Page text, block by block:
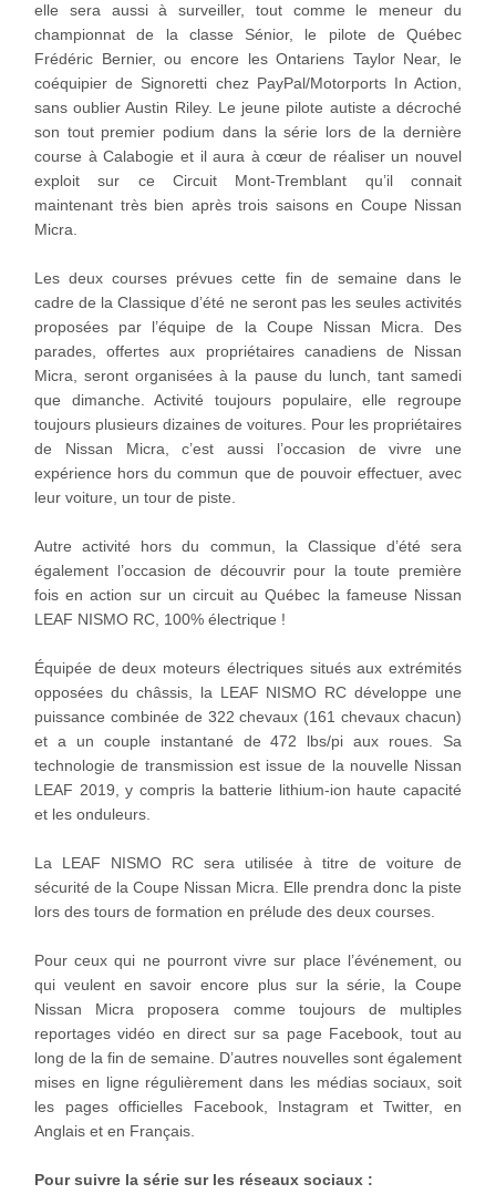
elle sera aussi à surveiller, tout comme le meneur du
championnat de la classe Sénior, le pilote de Québec
Frédéric Bernier, ou encore les Ontariens Taylor Near, le
coéquipier de Signoretti chez PayPal/Motorports In Action,
sans oublier Austin Riley. Le jeune pilote autiste a décroché
son tout premier podium dans la série lors de la dernière
course à Calabogie et il aura à cœur de réaliser un nouvel
exploit sur ce Circuit Mont-Tremblant qu’il connait
maintenant très bien après trois saisons en Coupe Nissan
Micra.
Les deux courses prévues cette fin de semaine dans le
cadre de la Classique d’été ne seront pas les seules activités
proposées par l’équipe de la Coupe Nissan Micra. Des
parades, offertes aux propriétaires canadiens de Nissan
Micra, seront organisées à la pause du lunch, tant samedi
que dimanche. Activité toujours populaire, elle regroupe
toujours plusieurs dizaines de voitures. Pour les propriétaires
de Nissan Micra, c’est aussi l’occasion de vivre une
expérience hors du commun que de pouvoir effectuer, avec
leur voiture, un tour de piste.
Autre activité hors du commun, la Classique d’été sera
également l’occasion de découvrir pour la toute première
fois en action sur un circuit au Québec la fameuse Nissan
LEAF NISMO RC, 100% électrique !
Équipée de deux moteurs électriques situés aux extrémités
opposées du châssis, la LEAF NISMO RC développe une
puissance combinée de 322 chevaux (161 chevaux chacun)
et a un couple instantané de 472 lbs/pi aux roues. Sa
technologie de transmission est issue de la nouvelle Nissan
LEAF 2019, y compris la batterie lithium-ion haute capacité
et les onduleurs.
La LEAF NISMO RC sera utilisée à titre de voiture de
sécurité de la Coupe Nissan Micra. Elle prendra donc la piste
lors des tours de formation en prélude des deux courses.
Pour ceux qui ne pourront vivre sur place l’événement, ou
qui veulent en savoir encore plus sur la série, la Coupe
Nissan Micra proposera comme toujours de multiples
reportages vidéo en direct sur sa page Facebook, tout au
long de la fin de semaine. D’autres nouvelles sont également
mises en ligne régulièrement dans les médias sociaux, soit
les pages officielles Facebook, Instagram et Twitter, en
Anglais et en Français.
Pour suivre la série sur les réseaux sociaux :